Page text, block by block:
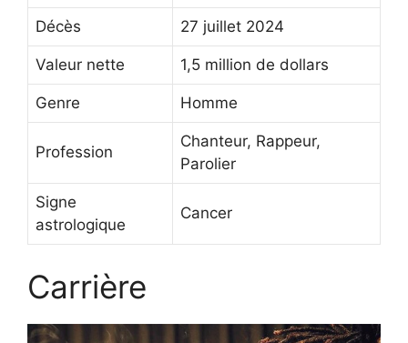
Décès 27 juillet 2024
Valeur nette 1,5 million de dollars
Genre Homme
Profession
Chanteur, Rappeur,
Parolier
Signe
astrologique
Cancer
Carrière